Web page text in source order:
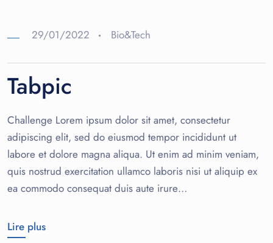
29/01/2022 Bio&Tech
Tabpic
Challenge Lorem ipsum dolor sit amet, consectetur
adipiscing elit, sed do eiusmod tempor incididunt ut
labore et dolore magna aliqua. Ut enim ad minim veniam,
quis nostrud exercitation ullamco laboris nisi ut aliquip ex
ea commodo consequat duis aute irure…
Lire plus